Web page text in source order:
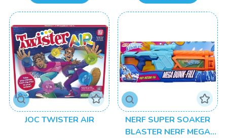
JOC TWISTER AIR
NERF SUPER SOAKER
BLASTER NERF MEGA